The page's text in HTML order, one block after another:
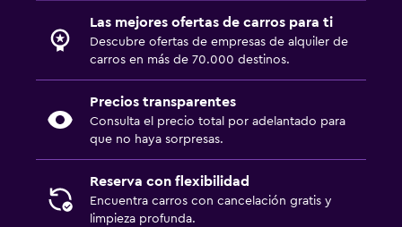
Las mejores ofertas de carros para ti
Descubre ofertas de empresas de alquiler de
carros en más de 70.000 destinos.
Precios transparentes
Consulta el precio total por adelantado para
que no haya sorpresas.
Reserva con flexibilidad
Encuentra carros con cancelación gratis y
limpieza profunda.